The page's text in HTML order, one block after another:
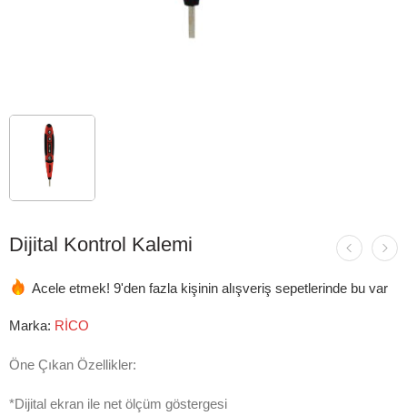
Dijital Kontrol Kalemi
Acele etmek! 9'den fazla kişinin alışveriş sepetlerinde bu var
Marka: RİCO
Öne Çıkan Özellikler:
*Dijital ekran ile net ölçüm göstergesi